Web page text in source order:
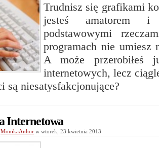
Trudnisz się grafikami
jesteś amatorem i
podstawowymi
programach nie umiesz
A może przerobiłeś
internetowych, lecz
są niesatysfakcjonujące?
Internetowa
MonikaAnhor w wtorek, 23 kwietnia 2013